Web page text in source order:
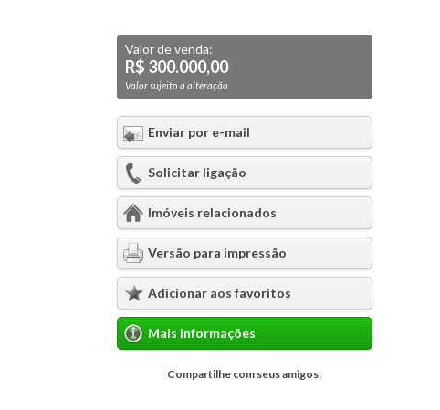
Valor de venda:
R$ 300.000,00
Valor sujeito a alteração
Enviar por e-mail
Solicitar ligação
Imóveis relacionados
Versão para impressão
Adicionar aos favoritos
Mais informações
Compartilhe com seus amigos: